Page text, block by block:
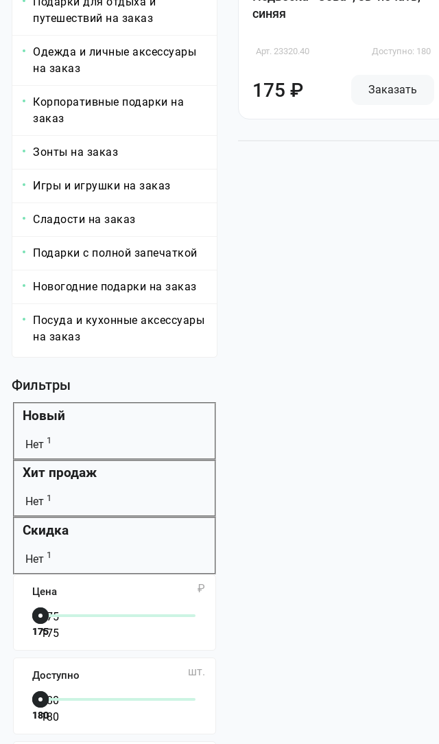
путешествий на заказ
Одежда и личные аксессуары
на заказ
Корпоративные подарки на
заказ
Зонты на заказ
Игры и игрушки на заказ
Сладости на заказ
Подарки с полной запечаткой
Новогодние подарки на заказ
Посуда и кухонные аксессуары
на заказ
Фильтры
Новый
Нет 1
Хит продаж
Нет 1
Скидка
Нет 1
Цена ₽
175
175
Доступно шт.
180
180
синяя
Арт. 23320.40 Доступно: 180
175 ₽ Заказать